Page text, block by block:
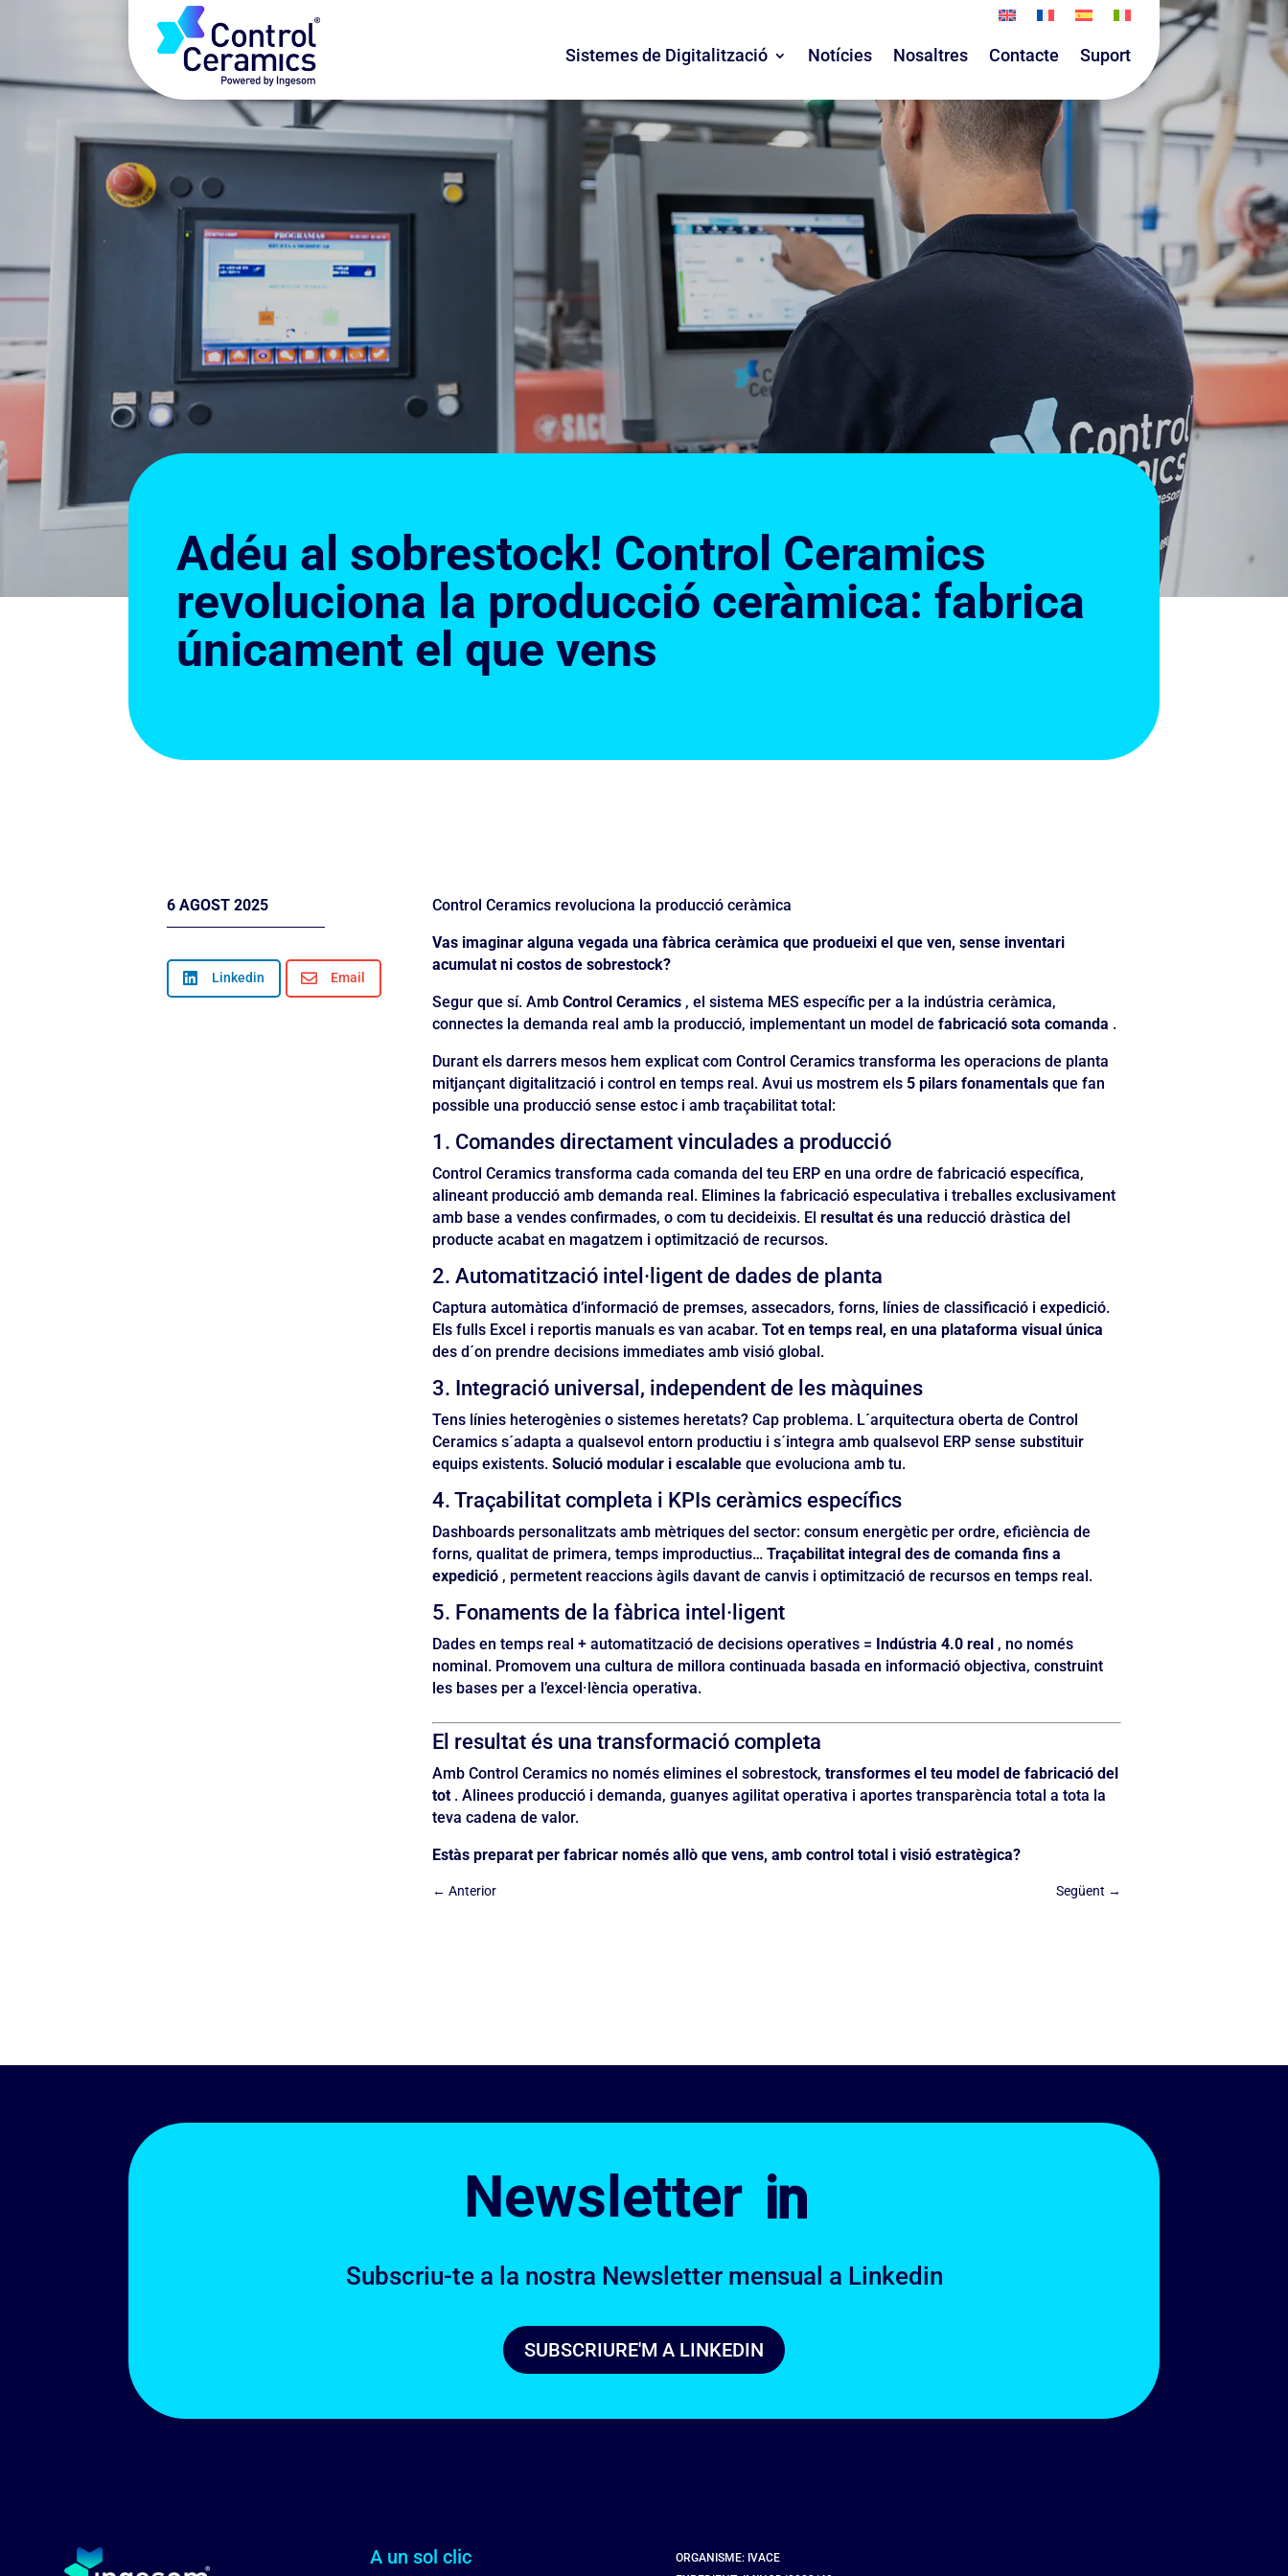
Sistemes de Digitalització Notícies Nosaltres Contacte Suport
Adéu al sobrestock! Control Ceramics
revoluciona la producció ceràmica: fabrica
únicament el que vens
6 AGOST 2025
 Linkedin  Email
Control Ceramics revoluciona la producció ceràmica
Vas imaginar alguna vegada una fàbrica ceràmica que produeixi el que ven, sense inventari
acumulat ni costos de sobrestock?
Segur que sí. AmbControl Ceramics , el sistema MES específic per a la indústria ceràmica,
connectes la demanda real amb la producció, implementant un model defabricació sota comanda .
Durant els darrers mesos hem explicat com Control Ceramics transforma les operacions de planta
mitjançant digitalització i control en temps real. Avui us mostrem els5 pilars fonamentals que fan
possible una producció sense estoc i amb traçabilitat total:
1. Comandes directament vinculades a producció
Control Ceramics transforma cada comanda del teu ERP en una ordre de fabricació específica,
alineant producció amb demanda real. Elimines la fabricació especulativa i treballes exclusivament
amb base a vendes confirmades, o com tu decideixis. Elresultat és una reducció dràstica del
producte acabat en magatzem i optimització de recursos.
2. Automatització intel·ligent de dades de planta
Captura automàtica d’informació de premses, assecadors, forns, línies de classificació i expedició.
Els fulls Excel i reportis manuals es van acabar.Tot en temps real, en una plataforma visual única
des d´on prendre decisions immediates amb visió global.
3. Integració universal, independent de les màquines
Tens línies heterogènies o sistemes heretats? Cap problema. L´arquitectura oberta de Control
Ceramics s´adapta a qualsevol entorn productiu i s´integra amb qualsevol ERP sense substituir
equips existents.Solució modular i escalable que evoluciona amb tu.
4. Traçabilitat completa i KPIs ceràmics específics
Dashboards personalitzats amb mètriques del sector: consum energètic per ordre, eficiència de
forns, qualitat de primera, temps improductius…Traçabilitat integral des de comanda fins a
expedició , permetent reaccions àgils davant de canvis i optimització de recursos en temps real.
5. Fonaments de la fàbrica intel·ligent
Dades en temps real + automatització de decisions operatives = Indústria 4.0 real , no només
nominal. Promovem una cultura de millora continuada basada en informació objectiva, construint
les bases per a l’excel·lència operativa.
El resultat és una transformació completa
Amb Control Ceramics no només elimines el sobrestock,transformes el teu model de fabricació del
tot. Alinees producció i demanda, guanyes agilitat operativa i aportes transparència total a tota la
teva cadena de valor.
Estàs preparat per fabricar només allò que vens, amb control total i visió estratègica?
←Anterior Següent →

Newsletter
Subscriu-te a la nostra Newsletter mensual a Linkedin
SUBSCRIURE'M A LINKEDIN
A un sol clic
ORGANISME: IVACE